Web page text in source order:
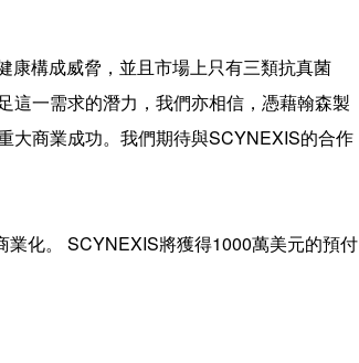
康構成威脅，並且市場上只有三類抗真菌
這一需求的潛力，我們亦相信，憑藉翰森製
大商業成功。我們期待與SCYNEXIS的合作
化。 SCYNEXIS將獲得1000萬美元的預付